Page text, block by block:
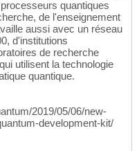
quantiques
de l'enseignement
aussi avec un réseau
d'institutions
de recherche
utilisent la technologie
quantique.
2019/05/06/new-
development-kit/